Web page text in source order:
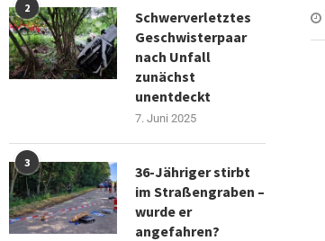
2
Schwerverletztes
Geschwisterpaar
nach Unfall
zunächst
unentdeckt
7. Juni 2025
3
36-Jähriger stirbt
im Straßengraben –
wurde er
angefahren?